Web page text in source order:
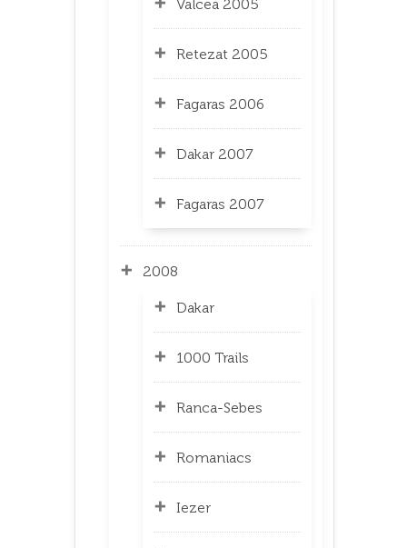
Valcea 2005
Retezat 2005
Fagaras 2006
Dakar 2007
Fagaras 2007
2008
Dakar
1000 Trails
Ranca-Sebes
Romaniacs
Iezer